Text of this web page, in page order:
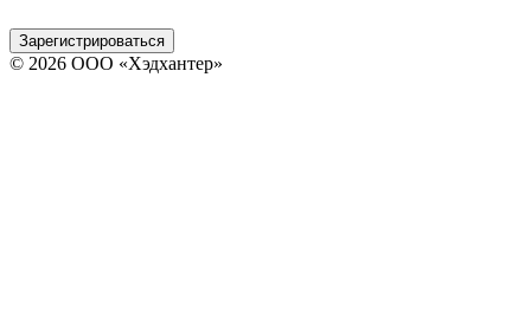
Зарегистрироваться
© 2026 ООО «Хэдхантер»